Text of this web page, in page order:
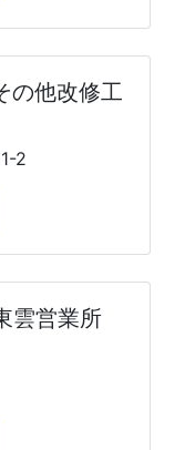
の他改修工
2
雲営業所